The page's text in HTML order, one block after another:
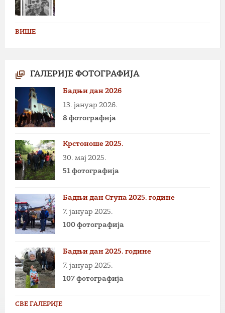
ВИШЕ
ГАЛЕРИЈЕ ФОТОГРАФИЈА
Бадњи дан 2026
13. јануар 2026.
8 фотографија
Крстоноше 2025.
30. мај 2025.
51 фотографија
Бадњи дан Ступа 2025. године
7. јануар 2025.
100 фотографија
Бадњи дан 2025. године
7. јануар 2025.
107 фотографија
СВЕ ГАЛЕРИЈЕ